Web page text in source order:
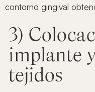
contorno gingival
3)
implante
tejidos